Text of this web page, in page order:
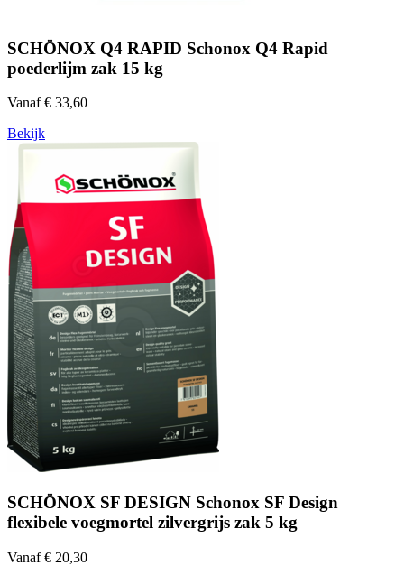
SCHÖNOX Q4 RAPID Schonox Q4 Rapid
poederlijm zak 15 kg
Vanaf € 33,60
Bekijk
SCHÖNOX SF DESIGN Schonox SF Design
flexibele voegmortel zilvergrijs zak 5 kg
Vanaf € 20,30